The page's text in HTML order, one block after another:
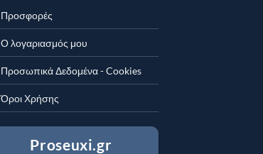
Προσφορές
Ο λογαριασμός μου
Προσωπικά Δεδομένα - Cookies
Όροι Χρήσης
Proseuxi.gr